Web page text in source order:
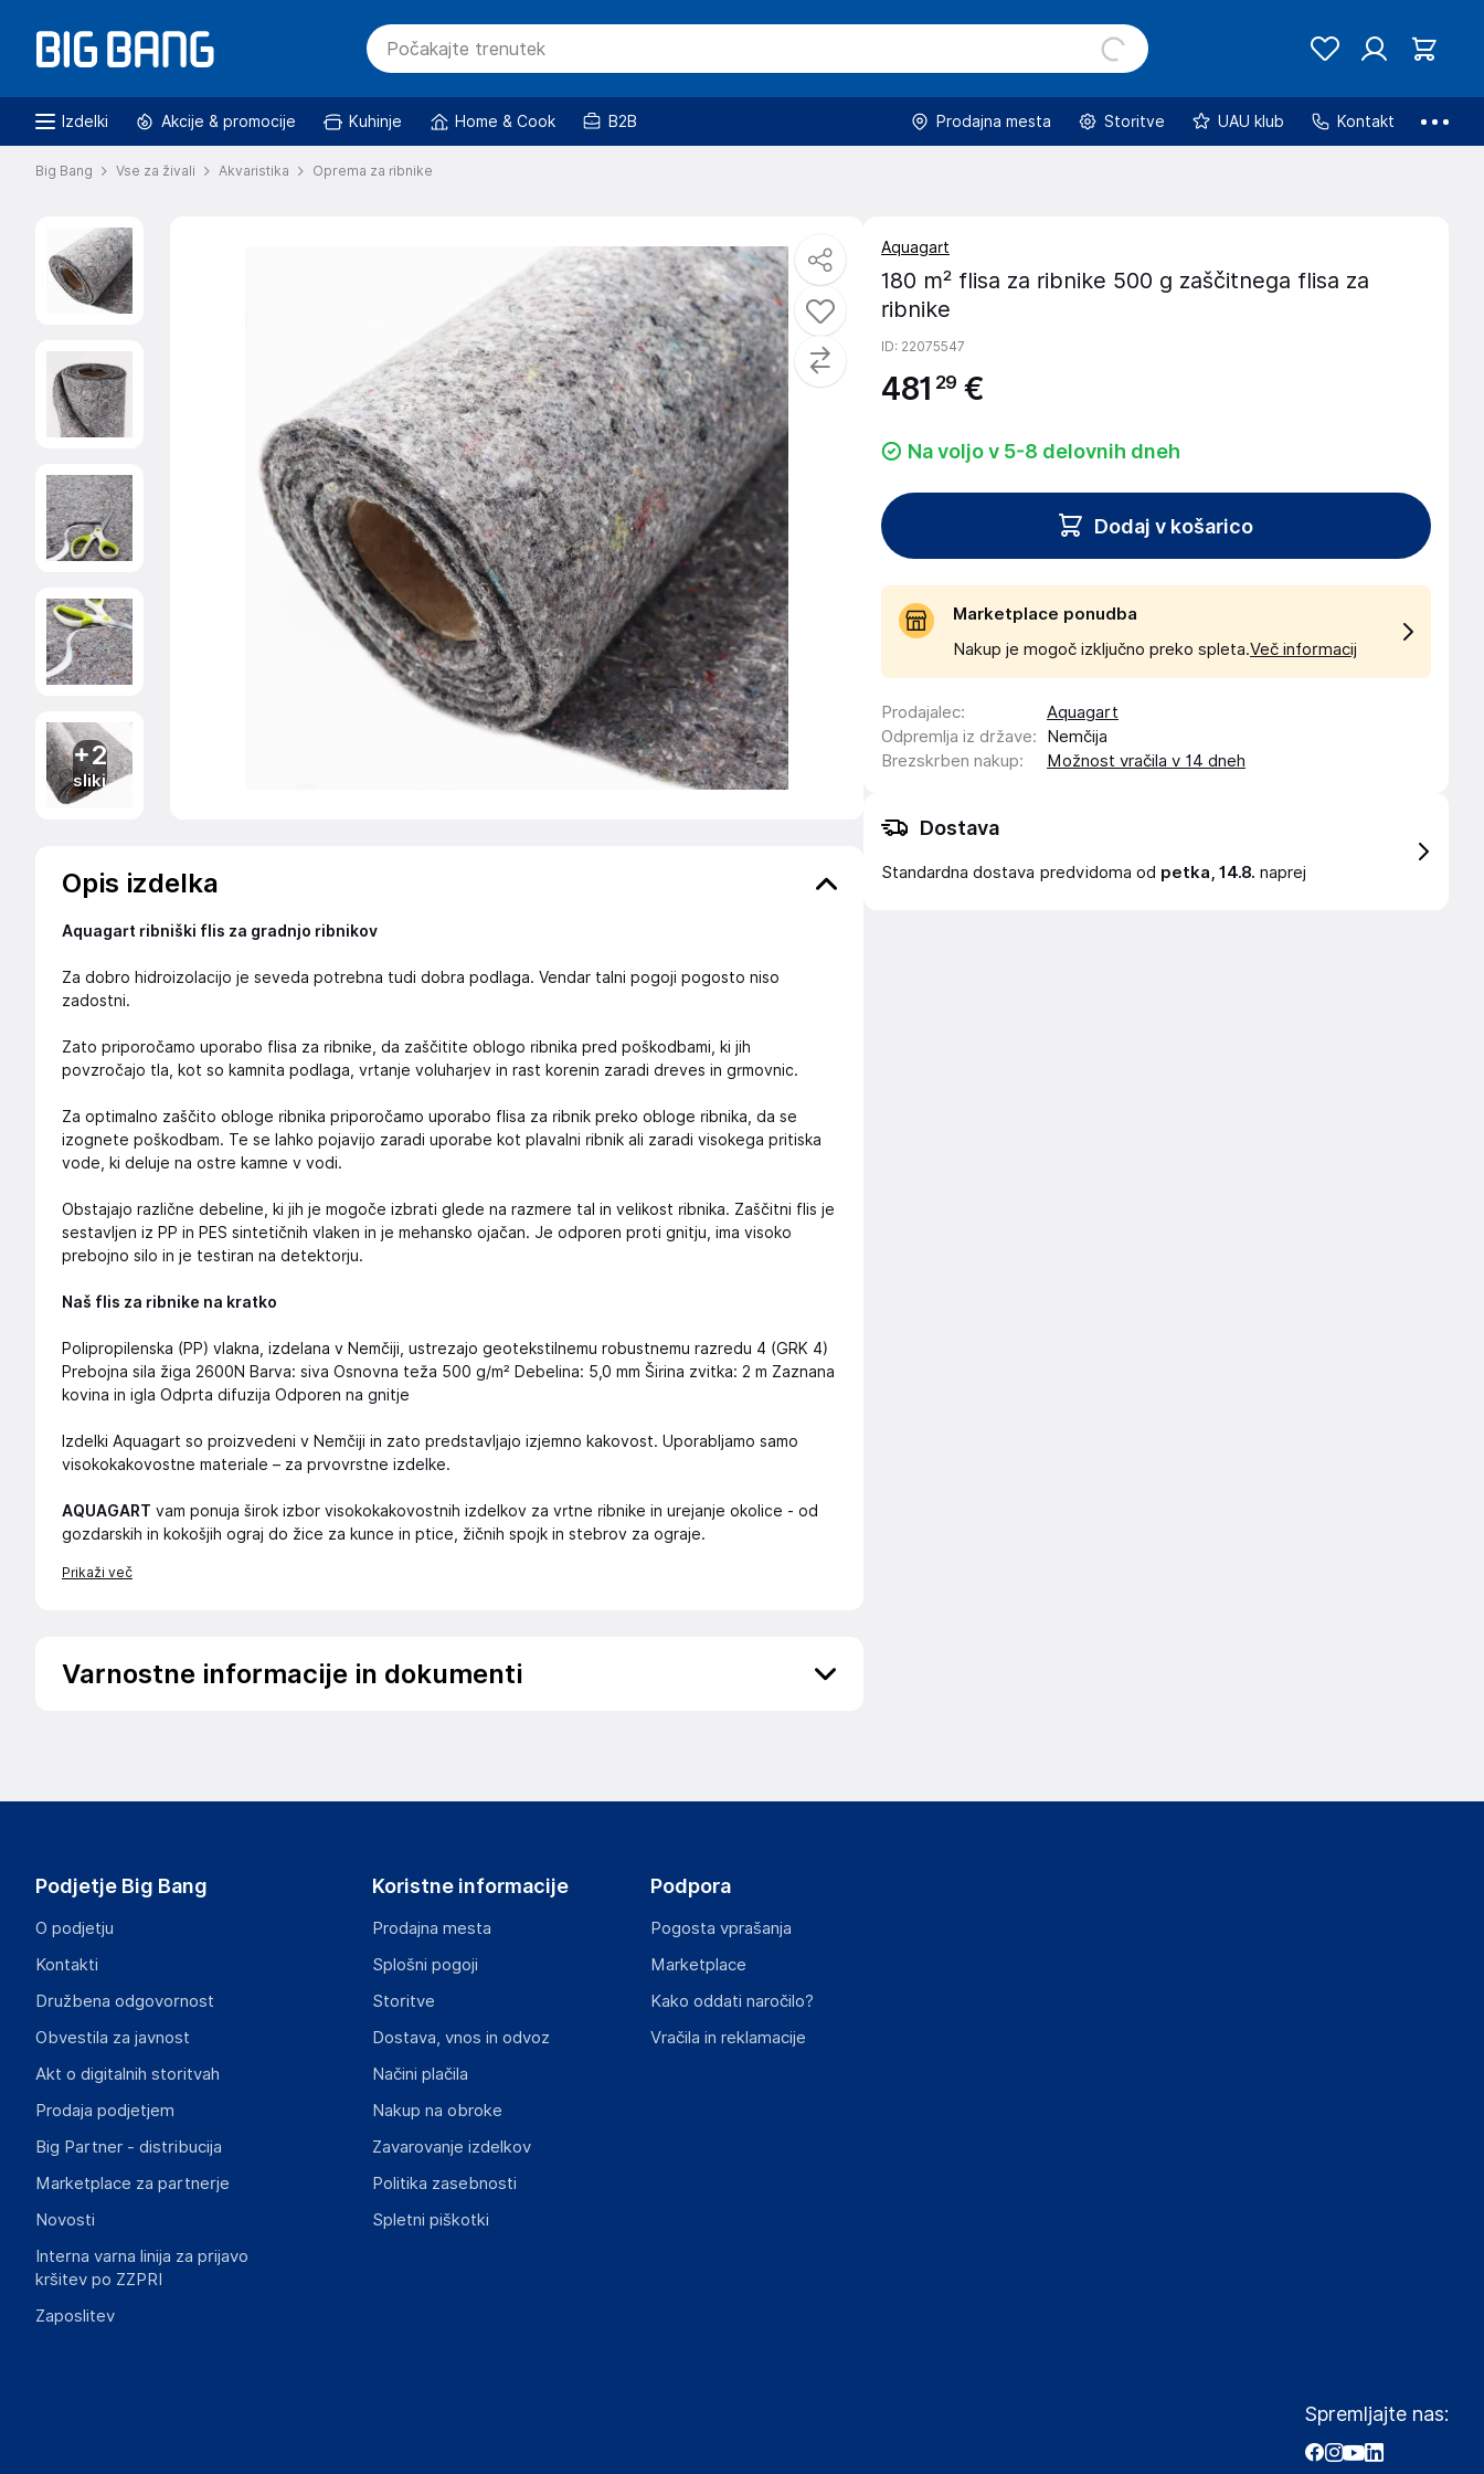
Izdelki Akcije & promocije Kuhinje Home & Cook B2B Prodajna mesta Storitve UAU klub Kontakt
Big Bang Vse za živali Akvaristika Oprema za ribnike
+2
sliki
Opis izdelka
Aquagart ribniški flis za gradnjo ribnikov
Za dobro hidroizolacijo je seveda potrebna tudi dobra podlaga. Vendar talni pogoji pogosto niso
zadostni.
Zato priporočamo uporabo flisa za ribnike, da zaščitite oblogo ribnika pred poškodbami, ki jih
povzročajo tla, kot so kamnita podlaga, vrtanje voluharjev in rast korenin zaradi dreves in grmovnic.
Za optimalno zaščito obloge ribnika priporočamo uporabo flisa za ribnik preko obloge ribnika, da se
izognete poškodbam. Te se lahko pojavijo zaradi uporabe kot plavalni ribnik ali zaradi visokega pritiska
vode, ki deluje na ostre kamne v vodi.
Obstajajo različne debeline, ki jih je mogoče izbrati glede na razmere tal in velikost ribnika. Zaščitni flis je
sestavljen iz PP in PES sintetičnih vlaken in je mehansko ojačan. Je odporen proti gnitju, ima visoko
prebojno silo in je testiran na detektorju.
Naš flis za ribnike na kratko
Polipropilenska (PP) vlakna, izdelana v Nemčiji, ustrezajo geotekstilnemu robustnemu razredu 4 (GRK 4)
Prebojna sila žiga 2600N Barva: siva Osnovna teža 500 g/m² Debelina: 5,0 mm Širina zvitka: 2 m Zaznana
kovina in igla Odprta difuzija Odporen na gnitje
Izdelki Aquagart so proizvedeni v Nemčiji in zato predstavljajo izjemno kakovost. Uporabljamo samo
visokokakovostne materiale – za prvovrstne izdelke.
AQUAGART vam ponuja širok izbor visokokakovostnih izdelkov za vrtne ribnike in urejanje okolice - od
gozdarskih in kokošjih ograj do žice za kunce in ptice, žičnih spojk in stebrov za ograje.
Prikaži več
Varnostne informacije in dokumenti
verkau@aquagart.de
Gospodarski subjekt s sedežem v EU, ki zagotavlja skladnost izdelka z zahtevanimi predpisi.
Heubischer Ortsstraße 79 96524 Föritztal
Germany
Slike o varnosti izdelka
Slike o varnosti izdelka vsebujejo opozorila na embalaži izdelka in lahko vključujejo ključne varnostne
Aquagart
180 m² flisa za ribnike 500 g zaščitnega flisa za
ribnike
ID: 22075547
481 29 €
Na voljo v 5-8 delovnih dneh
Dodaj v košarico
Marketplace ponudba
Nakup je mogoč izključno preko spleta.Več informacij
Prodajalec:
Aquagart
Odpremlja iz države:
Nemčija
Brezskrben nakup: Možnost vračila v 14 dneh
Dostava
Standardna dostava predvidoma od petka, 14.8. naprej
Podjetje Big Bang
O podjetju
Kontakti
Družbena odgovornost
Obvestila za javnost
Akt o digitalnih storitvah
Prodaja podjetjem
Big Partner - distribucija
Marketplace za partnerje
Novosti
Interna varna linija za prijavo
kršitev po ZZPRI
Zaposlitev
Koristne informacije
Prodajna mesta
Splošni pogoji
Storitve
Dostava, vnos in odvoz
Načini plačila
Nakup na obroke
Zavarovanje izdelkov
Politika zasebnosti
Spletni piškotki
Podpora
Pogosta vprašanja
Marketplace
Kako oddati naročilo?
Vračila in reklamacije
Spremljajte nas: